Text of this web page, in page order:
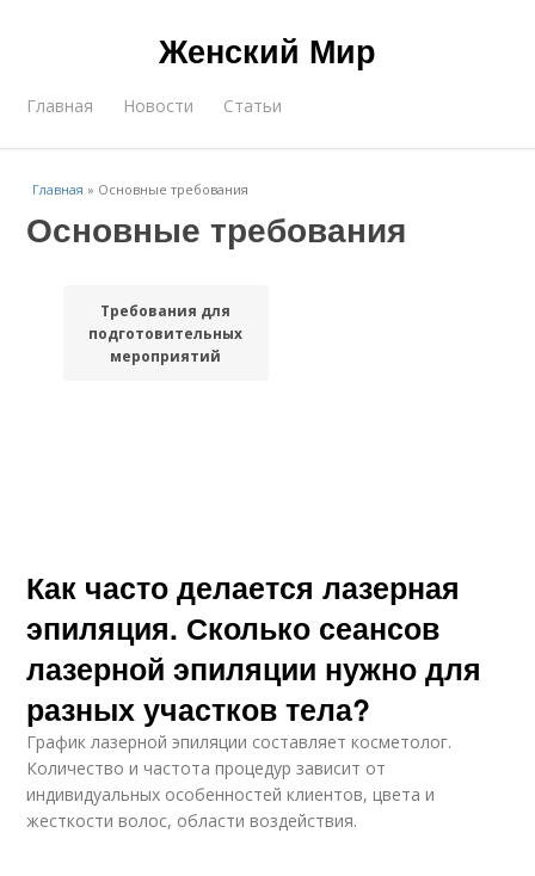
Женский Мир
Главная Новости Статьи
Главная » Основные требования
Основные требования
Требования для
подготовительных
мероприятий
Как часто делается лазерная
эпиляция. Сколько сеансов
лазерной эпиляции нужно для
разных участков тела?
График лазерной эпиляции составляет косметолог.
Количество и частота процедур зависит от
индивидуальных особенностей клиентов, цвета и
жесткости волос, области воздействия.